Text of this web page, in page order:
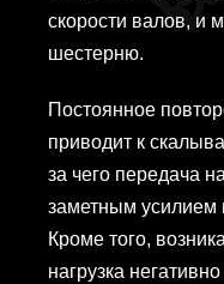
скорости валов, и
шестерню.
Постоянное
приводит к
за чего передача
заметным усилием
Кроме того,
нагрузка